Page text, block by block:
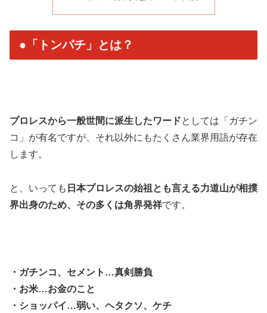
●「トンパチ」とは？
プロレスから一般世間に派生したワードとしては「ガチン
コ」が有名ですが、それ以外にもたくさん業界用語が存在
します。
と、いっても 日本プロレスの始祖とも言える力道山が相撲
界出身のため、その多くは角界発祥です。
・ガチンコ、セメント…真剣勝負
・お米…お金のこと
・ショッパイ…弱い、ヘタクソ、ケチ